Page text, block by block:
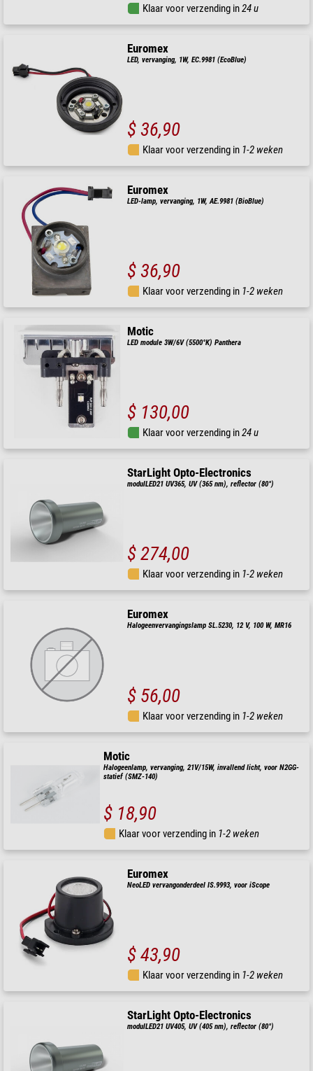
Klaar voor verzending in24 u
Euromex
LED, vervanging, 1W, EC.9981 (EcoBlue)
$ 36,90
Klaar voor verzending in 1-2 weken
Euromex
LED-lamp, vervanging, 1W, AE.9981 (BioBlue)
$ 36,90
Klaar voor verzending in 1-2 weken
Motic
LED module 3W/6V (5500°K) Panthera
$ 130,00
Klaar voor verzending in24 u
StarLight Opto-Electronics
modulLED21 UV365, UV (365 nm), reflector (80°)
$ 274,00
Klaar voor verzending in 1-2 weken
Euromex
Halogeenvervangingslamp SL.5230, 12 V, 100 W, MR16
$ 56,00
Klaar voor verzending in 1-2 weken
Motic
Halogeenlamp, vervanging, 21V/15W, invallend licht, voor N2GG-
statief (SMZ-140)
$ 18,90
Klaar voor verzending in 1-2 weken
Euromex
NeoLED vervangonderdeel IS.9993, voor iScope
$ 43,90
Klaar voor verzending in 1-2 weken
StarLight Opto-Electronics
modulLED21 UV405, UV (405 nm), reflector (80°)